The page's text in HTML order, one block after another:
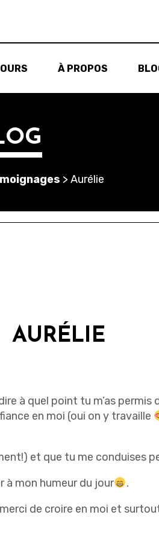
À PROPOS
> Aurélie
AURÉLIE
à quel point tu m’as permis
en moi (oui on y travaille
et que tu me conduises
à mon humeur du jour
.
de croire en moi et